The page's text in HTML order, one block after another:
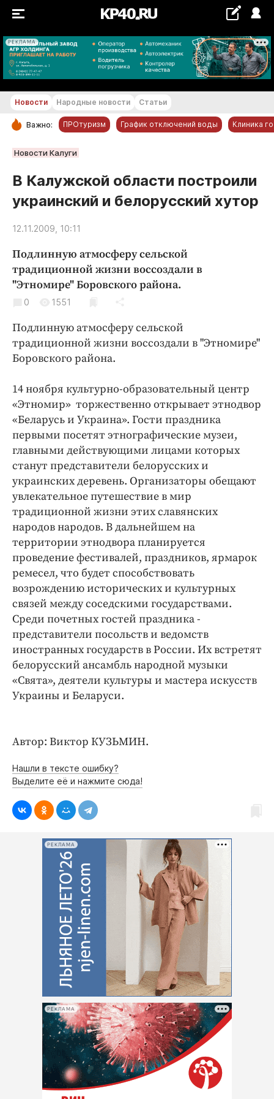
РЕКЛАМА
+16...+17 °С
РУБРИКИ
Новости компаний
Статьи
Народные новости
Благоустройство
Криминал
Культура
Образование
Общество
Праздники
Происшествия
Спорт
Экономика и бизнес
ПРОЕКТЫ
Блоги
Издания
Медиаперсона
Интересное чтиво
Клиника года
Бренд года
Работодатель года
Новости Народные новости Статьи
Важно: ПРОтуризм График отключений воды Клиника
Новости Калуги
В Калужской области построили
украинский и белорусский хутор
12.11.2009, 10:11
Подлинную атмосферу сельской
традиционной жизни воссоздали в
"Этномире" Боровского района.
0 1551
Подлинную атмосферу сельской
традиционной жизни воссоздали в "Этномире"
Боровского района.
14 ноября культурно-образовательный центр
«Этномир» торжественно открывает этнодвор
«Беларусь и Украина». Гости праздника
первыми посетят этнографические музеи,
главными действующими лицами которых
станут представители белорусских и
украинских деревень. Организаторы обещают
увлекательное путешествие в мир
традиционной жизни этих славянских
народов народов. В дальнейшем на
территории этнодвора планируется
проведение фестивалей, праздников, ярмарок
ремесел, что будет способствовать
возрождению исторических и культурных
связей между соседскими государствами.
Среди почетных гостей праздника -
представители посольств и ведомств
иностранных государств в России. Их встретят
белорусский ансамбль народной музыки
«Свята», деятели культуры и мастера искусств
Украины и Беларуси.
Автор: Виктор КУЗЬМИН.
Нашли в тексте ошибку?
Выделите её и нажмите сюда!
РЕКЛАМА
РЕКЛАМА